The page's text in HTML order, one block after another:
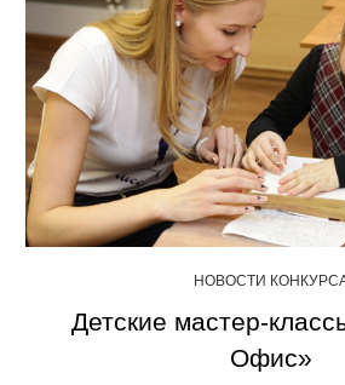
НОВОСТИ
Детские мастер-
Офис»